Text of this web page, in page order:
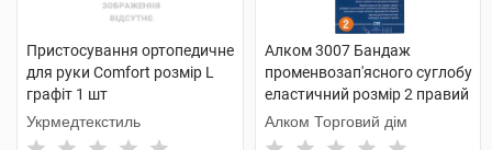
Пристосування ортопедичне
для руки Comfort розмір L
графіт 1 шт
Укрмедтекстиль
Алком 3007 Бандаж
променвозап'ясного суглобу
еластичний розмір 2 правий
1 шт
Алком Торговий дім